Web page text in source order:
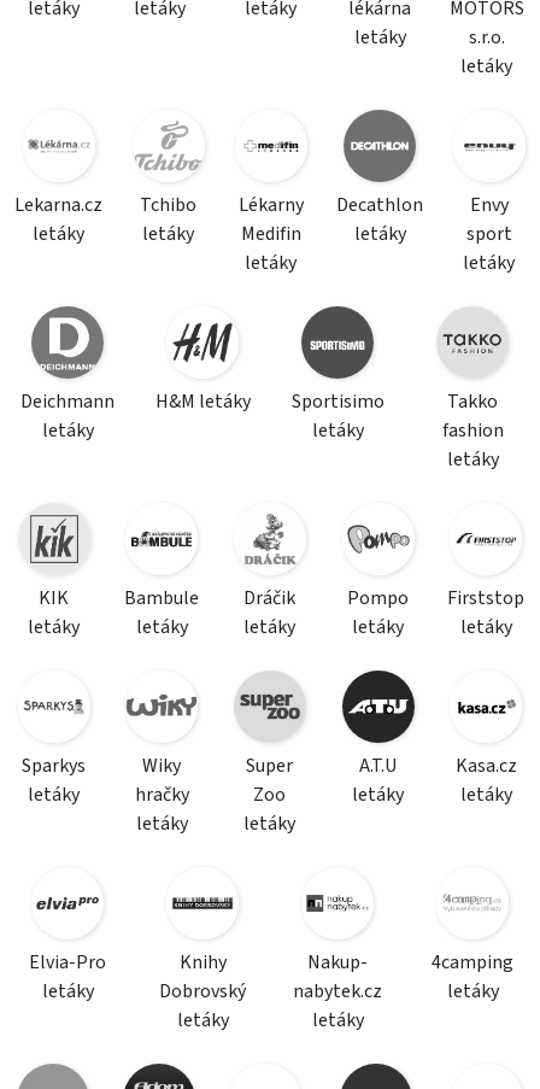
letáky letáky letáky
lékárna
letáky
MOTORS
s.r.o.
letáky
Lekarna.cz
letáky
Tchibo
letáky
Lékarny
Medifin
letáky
Decathlon
letáky
Envy
sport
letáky
Deichmann
letáky
H&M letáky
Sportisimo
letáky
Takko
fashion
letáky
KIK
letáky
Bambule
letáky
Dráčik
letáky
Pompo
letáky
Firststop
letáky
Sparkys
letáky
Wiky
hračky
letáky
Super
Zoo
letáky
A.T.U
letáky
Kasa.cz
letáky
Elvia-Pro
letáky
Knihy
Dobrovský
letáky
Nakup-
nabytek.cz
letáky
4camping
letáky